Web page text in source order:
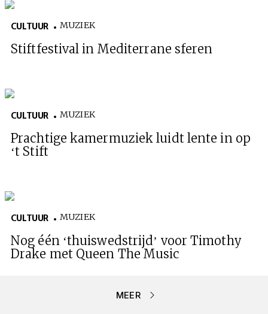
CULTUUR MUZIEK
Stiftfestival in Mediterrane sferen
CULTUUR MUZIEK
Prachtige kamermuziek luidt lente in op
‘t Stift
CULTUUR MUZIEK
Nog één ‘thuiswedstrijd’ voor Timothy
Drake met Queen The Music
MEER